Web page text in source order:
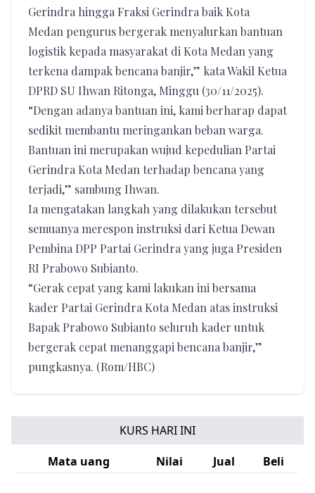
Gerindra hingga Fraksi Gerindra baik Kota
Medan pengurus bergerak menyalurkan bantuan
logistik kepada masyarakat di Kota Medan yang
terkena dampak bencana banjir,” kata Wakil Ketua
DPRD SU Ihwan Ritonga, Minggu (30/11/2025).
“Dengan adanya bantuan ini, kami berharap dapat
sedikit membantu meringankan beban warga.
Bantuan ini merupakan wujud kepedulian Partai
Gerindra Kota Medan terhadap bencana yang
terjadi,” sambung Ihwan.
Ia mengatakan langkah yang dilakukan tersebut
semuanya merespon instruksi dari Ketua Dewan
Pembina DPP Partai Gerindra yang juga Presiden
RI Prabowo Subianto.
“Gerak cepat yang kami lakukan ini bersama
kader Partai Gerindra Kota Medan atas instruksi
Bapak Prabowo Subianto seluruh kader untuk
bergerak cepat menanggapi bencana banjir,”
pungkasnya. (Rom/HBC)
KURS HARI INI
Mata uang
Nilai Jual Beli